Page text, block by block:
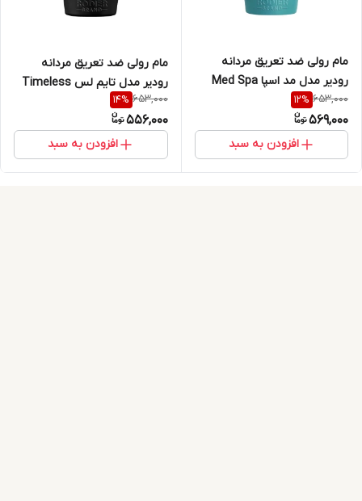
مام رولی ضد تعریق مردانه
رودیر مدل مد اسپا Med Spa
حجم 50 میلی لیتر
653,000
12%
569,000
افزودن به سبد
مام رولی ضد تعریق مردانه
رودیر مدل تایم لس Timeless
حجم 50 میلی لیتر
653,000
14%
556,000
افزودن به سبد